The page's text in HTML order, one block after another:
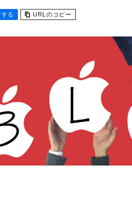
る URLのコピー